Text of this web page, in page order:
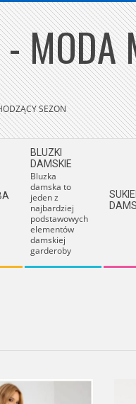
MODA
SEZON
BLUZKI
DAMSKIE
Bluzka
damska to
jeden z
najbardziej
podstawowych
elementów
damskiej
garderoby